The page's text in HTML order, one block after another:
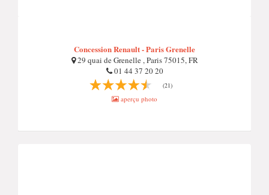
Concession Renault - Paris Grenelle
29 quai de Grenelle , Paris 75015, FR
01 44 37 20 20
(21)
aperçu photo